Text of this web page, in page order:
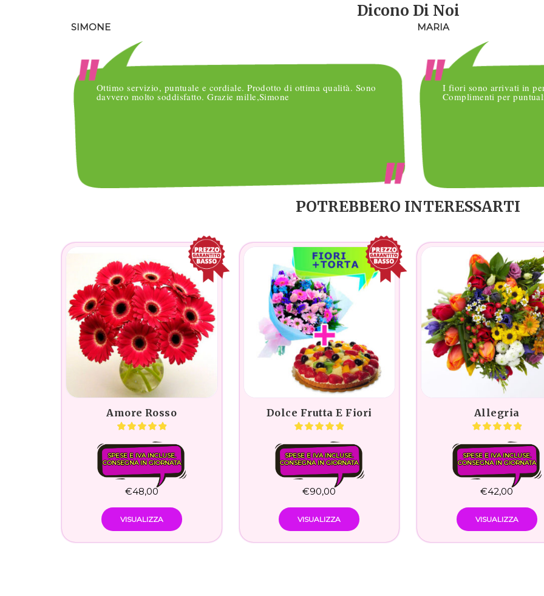
Dicono Di Noi
SIMONE
Ottimo servizio, puntuale e cordiale. Prodotto di ottima qualità. Sono
davvero molto soddisfatto. Grazie mille,Simone
MARIA
I fiori sono arrivati in
Complimenti per
POTREBBERO INTERESSARTI
Amore Rosso
SPESE E IVA INCLUSE.
CONSEGNA IN GIORNATA
€48,00
VISUALIZZA
Dolce Frutta E Fiori
SPESE E IVA INCLUSE.
CONSEGNA IN GIORNATA
€90,00
VISUALIZZA
Allegria
SPESE E IVA INCLUSE.
CONSEGNA IN GIORNATA
€42,00
VISUALIZZA